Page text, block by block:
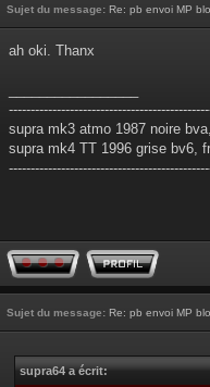
Sujet du message: Re: pb envoi MP
ah oki. Thanx
supra mk3 atmo 1987 noire
supra mk4 TT 1996 grise bv6,
Sujet du message: Re: pb envoi MP
supra64 a écrit: